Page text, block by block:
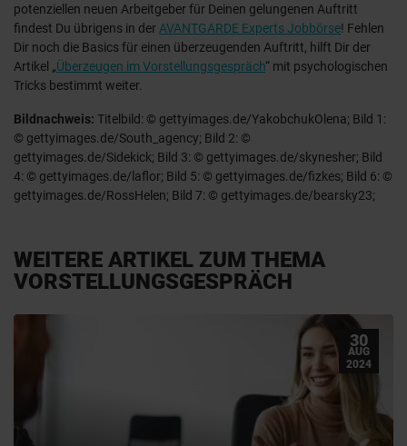
potenziellen neuen Arbeitgeber für Deinen gelungenen Auftritt
findest Du übrigens in der AVANTGARDE Experts Jobbörse! Fehlen
Dir noch die Basics für einen überzeugenden Auftritt, hilft Dir der
Artikel „Überzeugen im Vorstellungsgespräch“ mit psychologischen
Tricks bestimmt weiter.
Bildnachweis: Titelbild: © gettyimages.de/YakobchukOlena; Bild 1:
© gettyimages.de/South_agency; Bild 2: ©
gettyimages.de/Sidekick; Bild 3: © gettyimages.de/skynesher; Bild
4: © gettyimages.de/laflor; Bild 5: © gettyimages.de/fizkes; Bild 6: ©
gettyimages.de/RossHelen; Bild 7: © gettyimages.de/bearsky23;
WEITERE ARTIKEL ZUM THEMA
VORSTELLUNGSGESPRÄCH
30
AUG
2024